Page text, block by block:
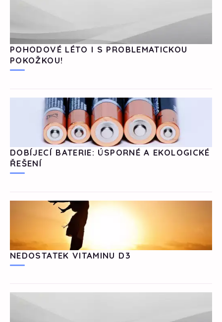
POHODOVÉ LÉTO I S PROBLEMATICKOU
POKOŽKOU!
DOBÍJECÍ BATERIE: ÚSPORNÉ A EKOLOGICKÉ
ŘEŠENÍ
NEDOSTATEK VITAMINU D3